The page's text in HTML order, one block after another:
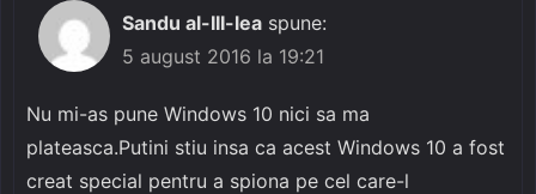
Sandu al-III-lea spune:
5 august 2016 la 19:21
Nu mi-as pune Windows 10 nici sa ma
plateasca.Putini stiu insa ca acest Windows 10 a fost
creat special pentru a spiona pe cel care-l